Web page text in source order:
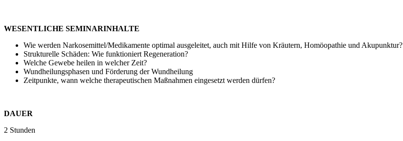
WESENTLICHE SEMINARINHALTE
Wie werden Narkosemittel/Medikamente optimal ausgeleitet, auch mit Hilfe von Kräutern, Homöopathie und Akupunktur?
Strukturelle Schäden: Wie funktioniert Regeneration?
Welche Gewebe heilen in welcher Zeit?
Wundheilungsphasen und Förderung der Wundheilung
Zeitpunkte, wann welche therapeutischen Maßnahmen eingesetzt werden dürfen?
DAUER
2 Stunden